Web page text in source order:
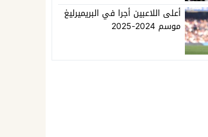
أعلى اللاعبين أجرا في البريميرليغ
موسم 2024-2025